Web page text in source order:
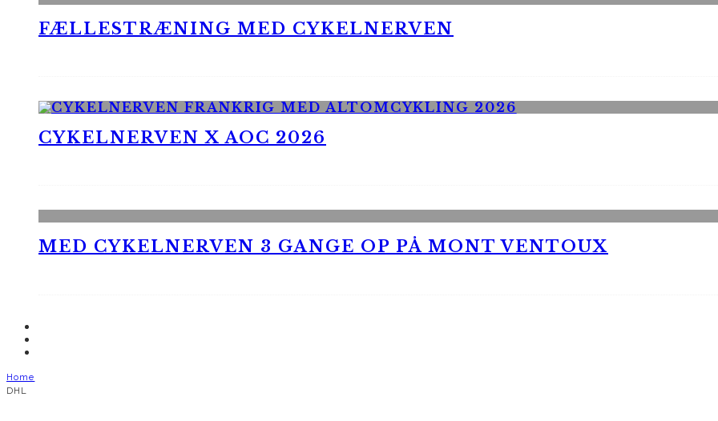
FÆLLESTRÆNING MED CYKELNERVEN
CYKELNERVEN X AOC 2026
MED CYKELNERVEN 3 GANGE OP PÅ MONT VENTOUX
Home
DHL